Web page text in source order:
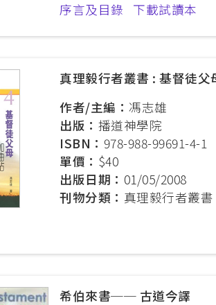
序言及目錄
下載試讀本
真理毅行者叢書 : 基督徒父
作者/主編： 馮志雄
出版： 播道神學院
ISBN： 978-988-99691-4-1
單價： $40
出版日期： 01/05/2008
刊物分類： 真理毅行者叢書
希伯來書── 古道今譯